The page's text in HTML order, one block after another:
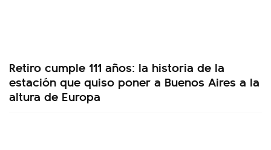
Retiro cumple 111 años: la historia de la
estación que quiso poner a Buenos Aires a la
altura de Europa